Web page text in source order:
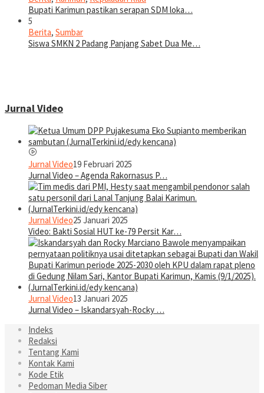
Bupati Karimun pastikan serapan SDM loka…
5
Berita, Sumbar
Siswa SMKN 2 Padang Panjang Sabet Dua Me…
Jurnal Video
Jurnal Video19 Februari 2025
Jurnal Video – Agenda Rakornasus P…
Jurnal Video25 Januari 2025
Video: Bakti Sosial HUT ke-79 Persit Kar…
Jurnal Video13 Januari 2025
Jurnal Video – Iskandarsyah-Rocky …
Indeks
Redaksi
Tentang Kami
Kontak Kami
Kode Etik
Pedoman Media Siber